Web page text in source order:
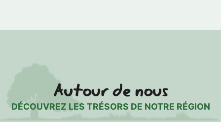
Autour de nous
DÉCOUVREZ LES TRÉSORS DE NOTRE RÉGION